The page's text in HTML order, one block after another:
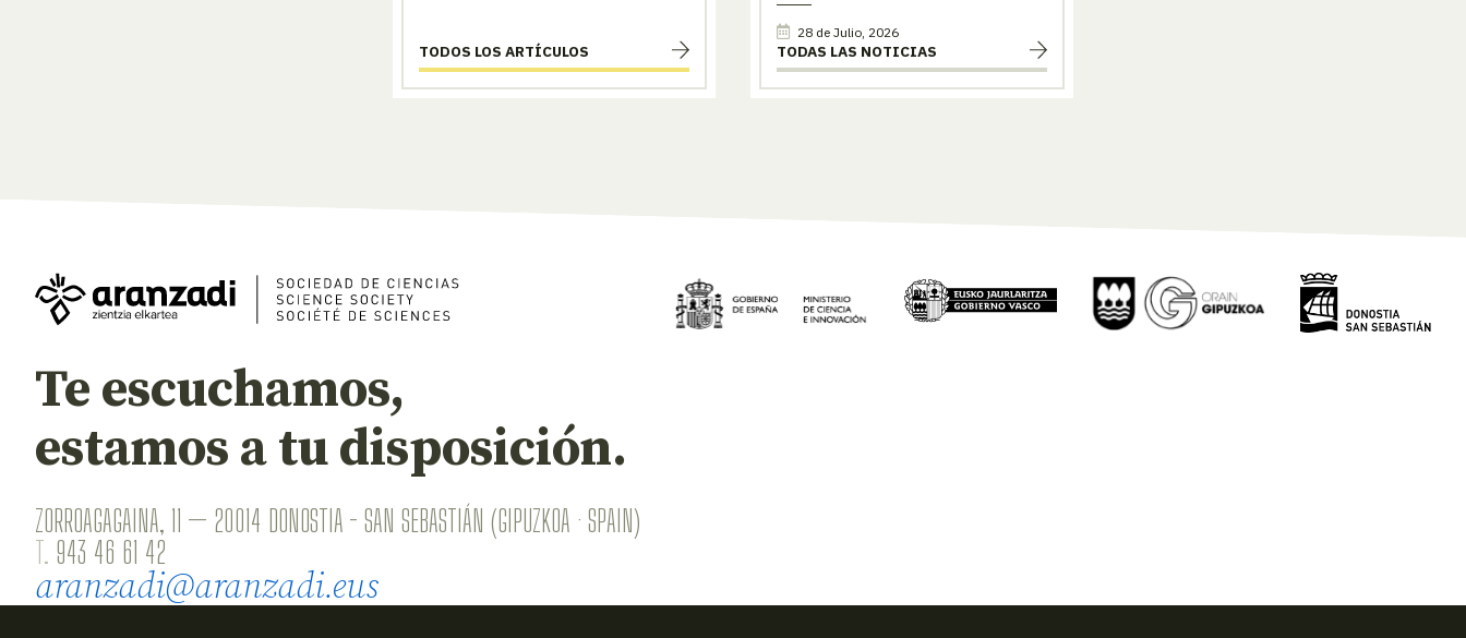
TODOS LOS ARTÍCULOS
28 de Julio, 2026
TODAS LAS NOTICIAS
Te escuchamos,
estamos a tu disposición.
ZORROAGAGAINA, 11 — 20014 DONOSTIA - SAN SEBASTIÁN (GIPUZKOA · SPAIN)
T. 943 46 61 42
aranzadi@aranzadi.eus